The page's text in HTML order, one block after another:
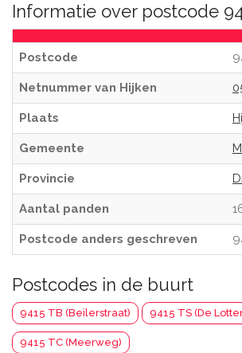
Informatie over postcode
Postcode
Netnummer van Hijken
Plaats
Gemeente
Provincie
Aantal panden
Postcode anders geschreven
Postcodes in de buurt
9415 TB (Beilerstraat) 9415 TS (De
9415 TC (Meerweg)